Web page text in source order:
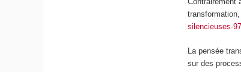
silencieuses-
La pensée
sur des